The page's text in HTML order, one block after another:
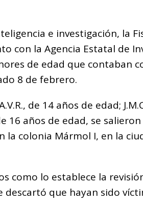
e investigación, la
con la Agencia Estatal de
de edad que contaban
8 de febrero.
de 14 años de edad;
16 años de edad, se
la colonia Mármol I, en la
como lo establece la
descartó que hayan sido